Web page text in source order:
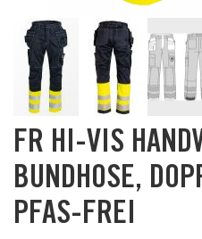
Skip
to
the
beginning
of
the
FR HI-VIS
BUNDHOSE,
PFAS-FREI